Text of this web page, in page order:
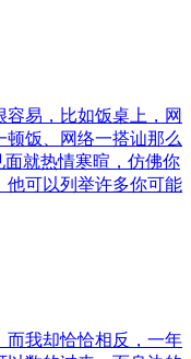
易，比如饭桌上，网
饭、网络一搭讪那么
面就热情寒暄，仿佛你
他可以列举许多你可能
而我却恰恰相反，一年